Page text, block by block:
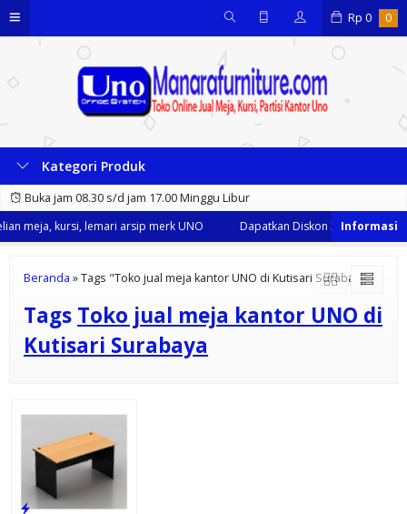
Rp 0 0
Kategori Produk
Buka jam 08.30 s/d jam 17.00 Minggu Libur
meja, kursi, lemari arsip merk UNO
Dapatkan Diskon 35% dari
Beranda »Tags "Toko jual meja kantor UNO di Kutisari Surabaya"
Tags Toko jual meja kantor UNO di
Kutisari Surabaya